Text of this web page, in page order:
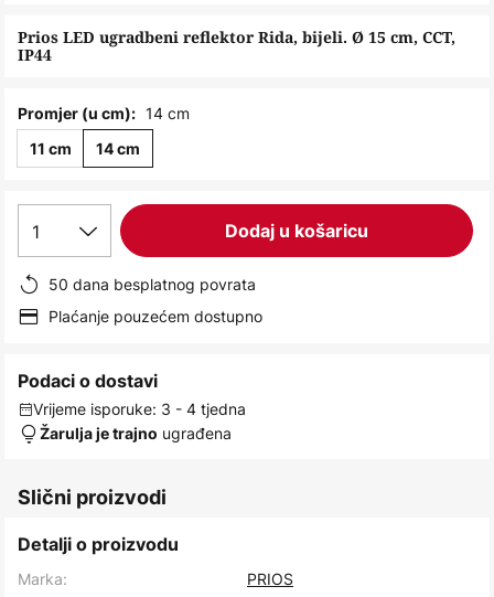
the
images
Prios LED ugradbeni reflektor Rida, bijeli. Ø 15 cm, CCT,
IP44
Promjer (u cm): 14 cm
11 cm 14 cm
1 Dodaj u košaricu
50 dana besplatnog povrata
Plaćanje pouzećem dostupno
Podaci o dostavi
Vrijeme isporuke: 3 - 4 tjedna
Žarulja je trajno ugrađena
Slični proizvodi
Detalji o proizvodu
Marka:
PRIOS